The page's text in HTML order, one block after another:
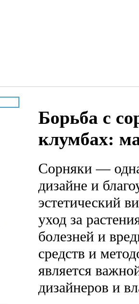
Борьба с
клумбах:
Сорняки —
дизайне и
эстетический
уход за
болезней и
средств и
является
дизайнеров и